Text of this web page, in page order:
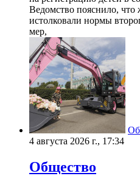
Ведомство пояснило, что
истолковали нормы
мер,
4 августа 2026 г., 17:34
Общество